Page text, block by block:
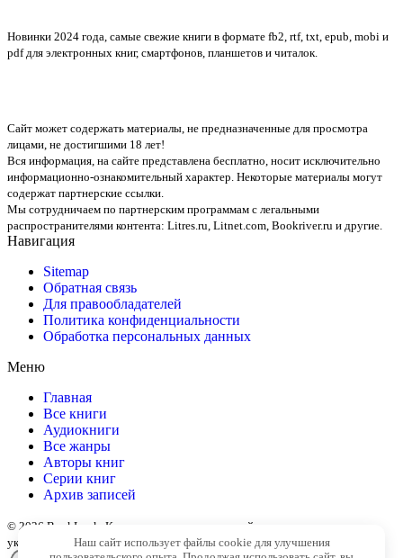
Новинки 2024 года, самые свежие книги в формате fb2, rtf, txt, epub, mobi и
pdf для электронных книг, смартфонов, планшетов и читалок.
Сайт может содержать материалы, не предназначенные для просмотра
лицами, не достигшими 18 лет!
Вся информация, на сайте представлена бесплатно, носит исключительно
информационно-ознакомительный характер. Некоторые материалы могут
содержат партнерские ссылки.
Мы сотрудничаем по партнерским программам с легальными
распространителями контента: Litres.ru, Litnet.com, Bookriver.ru и другие.
Навигация
Sitemap
Обратная связь
Для правообладателей
Политика конфиденциальности
Обработка персональных данных
Меню
Главная
Все книги
Аудиокниги
Все жанры
Авторы книг
Серии книг
Архив записей
© 2026 BookLook. Копирование материалов сайта разрешено только с
указанием активной ссылки на источник
Наш сайт использует файлы cookie для улучшения